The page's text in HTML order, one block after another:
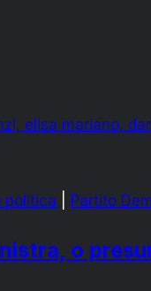
politica Partito
o